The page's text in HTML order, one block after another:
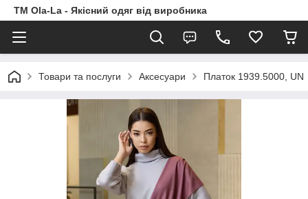
TM Ola-La - Якісний одяг від виробника
Товари та послуги Аксесуари Платок 1939.5000, UN